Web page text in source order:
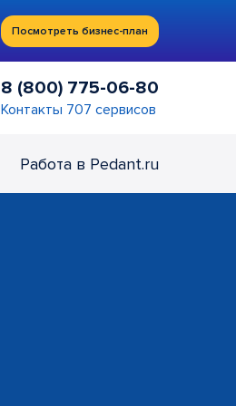
Посмотреть бизнес-план
8 (800) 775-06-80
Контакты 707 сервисов
Работа в Pedant.ru